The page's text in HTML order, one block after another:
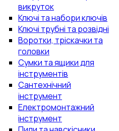
викруток
Ключі та набори ключів
Ключі трубні та розвідні
Воротки, тріскачки та
головки
Сумки та ящики для
інструментів
Сантехнічний
інструмент
Електромонтажний
інструмент